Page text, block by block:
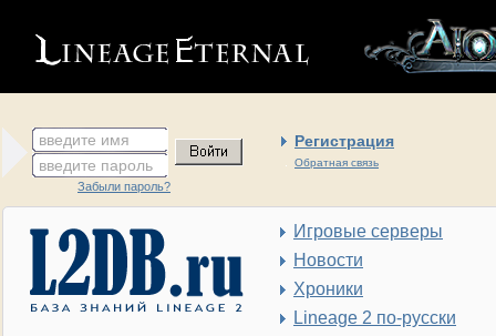
введите имя Регистрация
Обратная связь
введите пароль
Забыли пароль?
Игровые серверы
Новости
Хроники
Lineage 2 по-русски